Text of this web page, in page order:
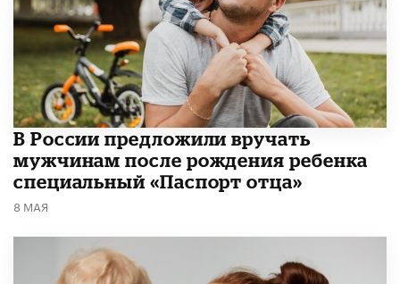
В России предложили вручать
мужчинам после рождения ребенка
специальный «Паспорт отца»
8 МАЯ